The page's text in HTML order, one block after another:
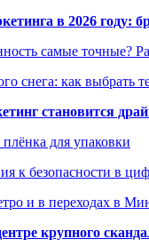
в 2026 году:
самые точные?
снега: как выбрать
становится
для упаковки
к безопасности в
и в переходах в
крупного